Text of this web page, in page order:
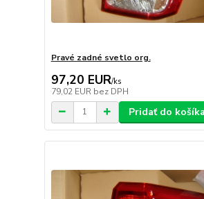
Pravé zadné svetlo org.
97,20 EUR/ks
79,02 EUR bez DPH
Pridať do košíka